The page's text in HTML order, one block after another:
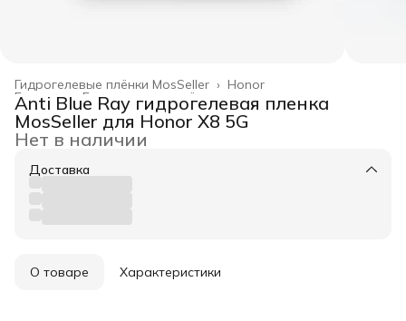
Honor
Гидрогелевые плёнки MosSeller ›
Гидрогелевые плёнки ›
Главная ›
Anti Blue Ray гидрогелевая пленка
MosSeller для Honor X8 5G
Нет в наличии
Доставка
О товаре Характеристики